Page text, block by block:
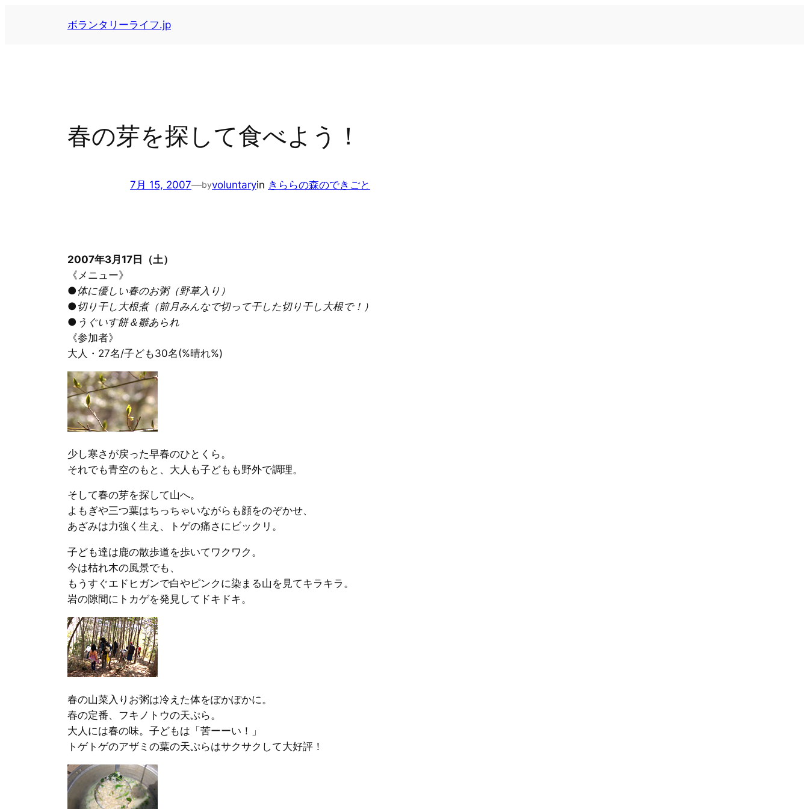
ボランタリーライフ.jp
春の芽を探して食べよう！
7月 15, 2007—byvoluntaryin きららの森のできごと
2007年3月17日（土）
《メニュー》
●体に優しい春のお粥（野草入り）
●切り干し大根煮（前月みんなで切って干した切り干し大根で！）
●うぐいす餅＆雛あられ
《参加者》
大人・27名/子ども30名(%晴れ%)
少し寒さが戻った早春のひとくら。
それでも青空のもと、大人も子どもも野外で調理。
そして春の芽を探して山へ。
よもぎや三つ葉はちっちゃいながらも顔をのぞかせ、
あざみは力強く生え、トゲの痛さにビックリ。
子ども達は鹿の散歩道を歩いてワクワク。
今は枯れ木の風景でも、
もうすぐエドヒガンで白やピンクに染まる山を見てキラキラ。
岩の隙間にトカゲを発見してドキドキ。
春の山菜入りお粥は冷えた体をぽかぽかに。
春の定番、フキノトウの天ぷら。
大人には春の味。子どもは「苦ーーい！」
トゲトゲのアザミの葉の天ぷらはサクサクして大好評！